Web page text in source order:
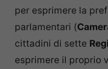
per esprimere la
parlamentari (
cittadini di sette
esprimere il proprio